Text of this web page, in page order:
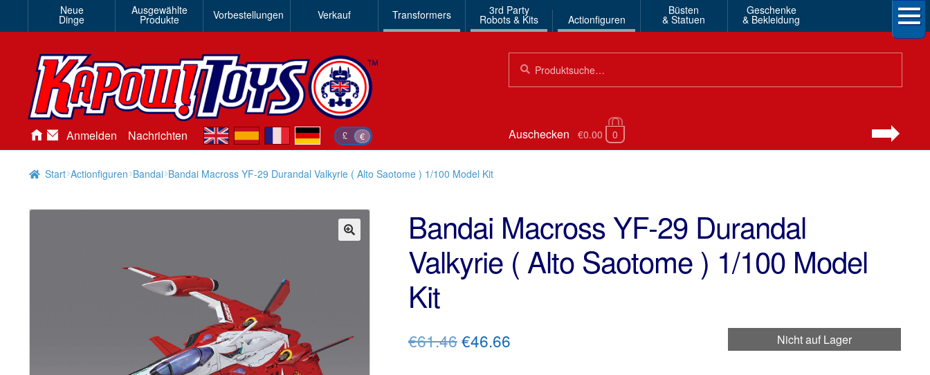
Neue
Dinge
Ausgewählte
Produkte Vorbestellungen Verkauf Transformers 3rd Party
Robots & Kits Actionfiguren
Büsten
& Statuen
Geschenke
& Bekleidung
nach:
Anmelden Nachrichten £ €
en es de Auschecken €0.00 0
Start Actionfiguren Bandai Bandai Macross YF-29 Durandal Valkyrie ( Alto Saotome ) 1/100 Model Kit
Bandai Macross YF-29 Durandal
Valkyrie ( Alto Saotome ) 1/100 Model
Kit
Nicht auf Lager
€61.46Ursprünglicher
€46.66Aktueller